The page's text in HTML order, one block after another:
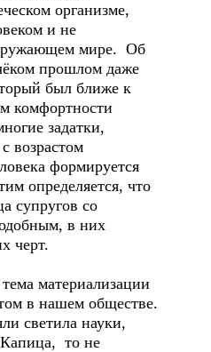
организме,
и не
мире. Об
прошлом даже
был ближе к
комфортности
задатки,
возрастом
формируется
определяется, что
супругов со
в них
черт.
материализации
в нашем обществе.
светила науки,
то не